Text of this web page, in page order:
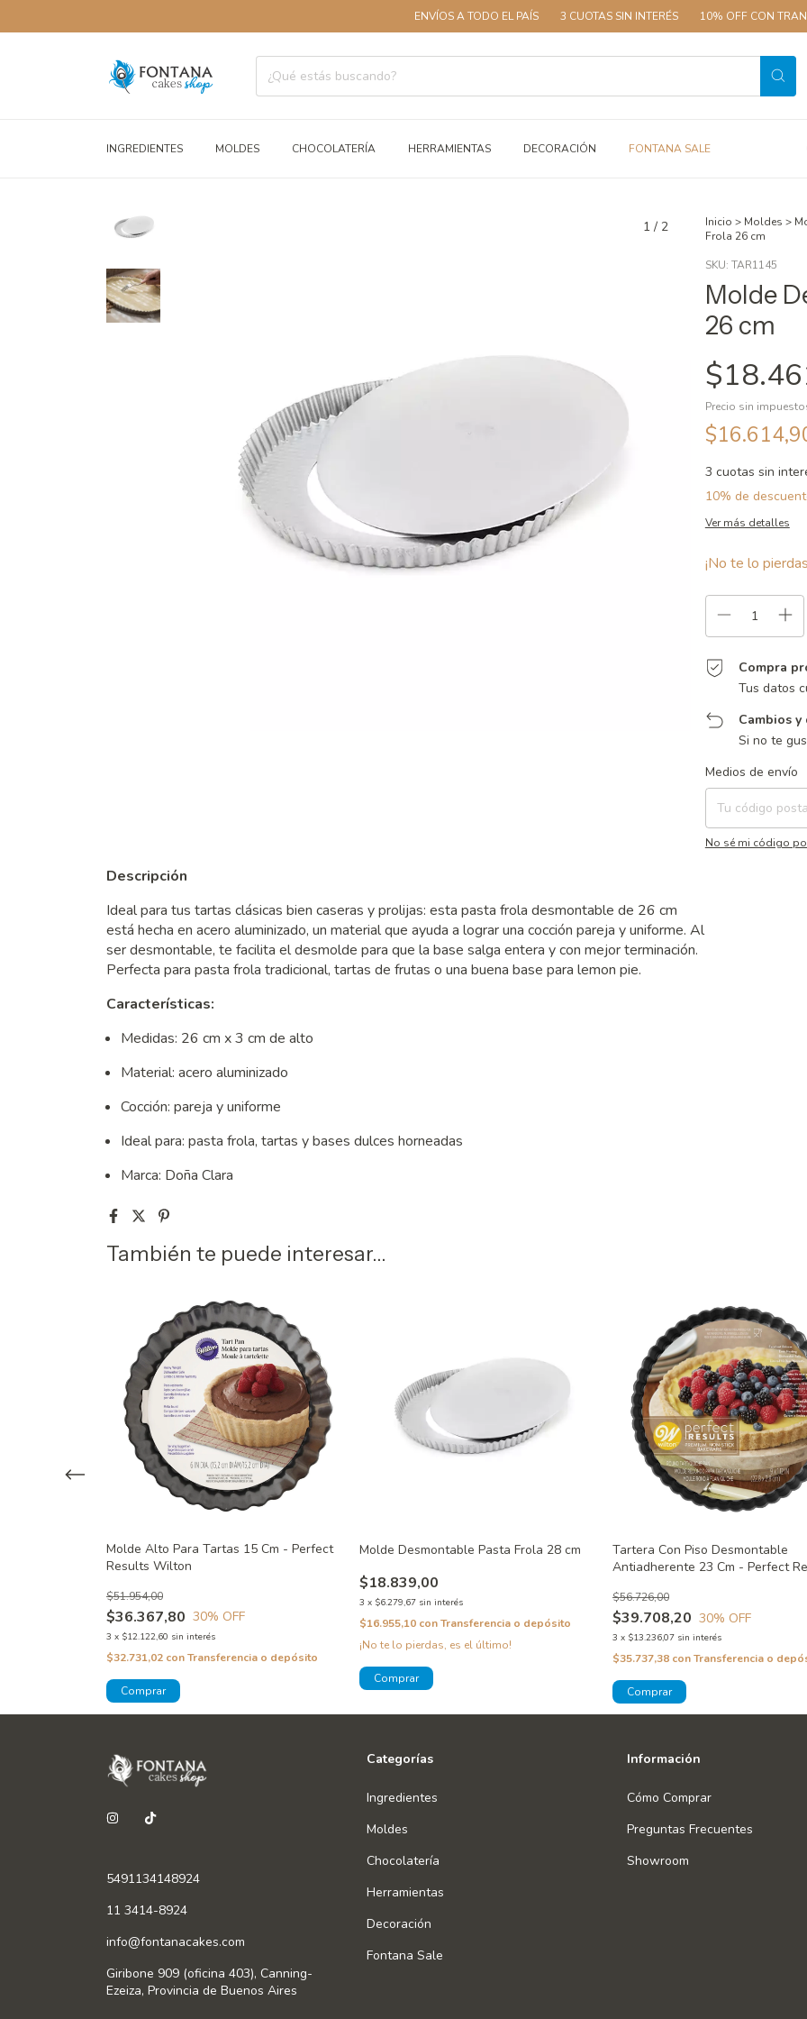
ENVÍOS A TODO EL PAÍS 3 CUOTAS SIN INTERÉS 10% OFF CON
INGREDIENTES MOLDES CHOCOLATERÍA HERRAMIENTAS DECORACIÓN FONTANA SALE
1 / 2 Inicio > Moldes >
Frola 26 cm
SKU: TAR1145
Molde
26 cm
Precio sin
3 cuotas sin
10% de
Ver más detalles
¡No te lo
Compra
Tus datos
Cambios
Si no te
Entregas para el CP:
Medios de envío
No sé mi código
Descripción
Ideal para tus tartas clásicas bien caseras y prolijas: esta pasta frola desmontable de 26 cm
está hecha en acero aluminizado, un material que ayuda a lograr una cocción pareja y uniforme. Al
ser desmontable, te facilita el desmolde para que la base salga entera y con mejor terminación.
Perfecta para pasta frola tradicional, tartas de frutas o una buena base para lemon pie.
Características:
Medidas: 26 cm x 3 cm de alto
Material: acero aluminizado
Cocción: pareja y uniforme
Ideal para: pasta frola, tartas y bases dulces horneadas
Marca: Doña Clara
También te puede interesar...
Molde Alto Para Tartas 15 Cm - Perfect
Results Wilton
$36.367,80
$51.954,00
30% OFF
3 x $12.122,60 sin interés
$32.731,02 conTransferencia o depósito
Molde Desmontable Pasta Frola 28 cm
$18.839,00
3 x $6.279,67 sin interés
$16.955,10 conTransferencia o depósito
¡No te lo pierdas, es el último!
Tartera Con Piso Desmontable
Antiadherente 23 Cm - Perfect
$39.708,20
$56.726,00
30% OFF
3 x $13.236,07 sin interés
$35.737,38 conTransferencia o
5491134148924
11 3414-8924
info@fontanacakes.com
Giribone 909 (oficina 403), Canning-
Ezeiza, Provincia de Buenos Aires
Categorías
Ingredientes
Moldes
Chocolatería
Herramientas
Decoración
Fontana Sale
Información
Cómo Comprar
Preguntas Frecuentes
Showroom